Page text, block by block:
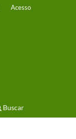
Buscar
Acesso